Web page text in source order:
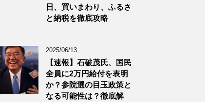
日、買いまわり、ふるさ
と納税を徹底攻略
2025/06/13
【速報】石破茂氏、国民
全員に2万円給付を表明
か？参院選の目玉政策と
なる可能性は？徹底解